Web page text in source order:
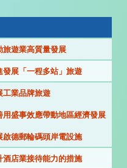
遊業高質量發展
展「一程多站」旅遊
工業品牌旅遊
盛事效應帶動地區經濟發展
德郵輪碼頭岸電設施
店業接待能力的措施